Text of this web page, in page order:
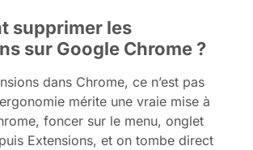
supprimer les
sur Google Chrome ?
dans Chrome, ce n’est pas
mérite une vraie mise à
foncer sur le menu, onglet
Extensions, et on tombe direct